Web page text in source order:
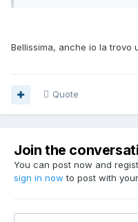
Bellissima, anche io la trovo
Quote
Join the
You can post now and
sign in now to post with